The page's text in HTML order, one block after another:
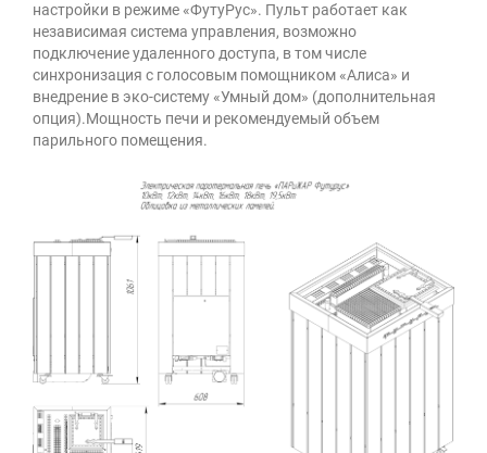
настройки в режиме «ФутуРус». Пульт работает как
независимая система управления, возможно
подключение удаленного доступа, в том числе
синхронизация с голосовым помощником «Алиса» и
внедрение в эко-систему «Умный дом» (дополнительная
опция).Мощность печи и рекомендуемый объем
парильного помещения.